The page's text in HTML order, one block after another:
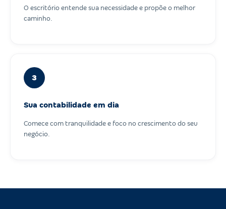
O escritório entende sua necessidade e propõe o melhor
caminho.
3
Sua contabilidade em dia
Comece com tranquilidade e foco no crescimento do seu
negócio.